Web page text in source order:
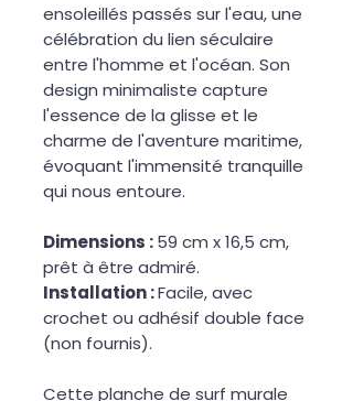
ensoleillés passés sur l'eau, une
célébration du lien séculaire
entre l'homme et l'océan. Son
design minimaliste capture
l'essence de la glisse et le
charme de l'aventure maritime,
évoquant l'immensité tranquille
qui nous entoure.
Dimensions :59 cm x 16,5 cm,
prêt à être admiré.
Installation :Facile, avec
crochet ou adhésif double face
(non fournis).
Cette planche de surf murale